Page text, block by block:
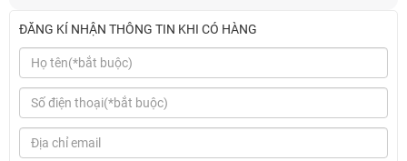
ĐĂNG KÍ NHẬN THÔNG TIN KHI CÓ HÀNG